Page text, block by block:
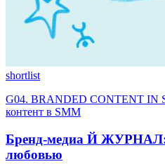
shortlist
G04. BRANDED CONTENT IN
контент в SMM
Бренд-медиа Й ЖУРНАЛ:
любовью